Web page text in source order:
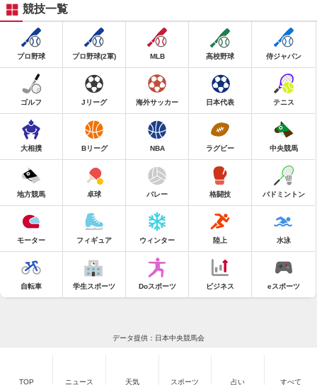
競技一覧
プロ野球 プロ野球(2軍) MLB 高校野球 侍ジャパン
ゴルフ Jリーグ 海外サッカー 日本代表 テニス
大相撲 Bリーグ NBA ラグビー 中央競馬
地方競馬 卓球 バレー 格闘技 バドミントン
モーター フィギュア ウィンター 陸上 水泳
自転車 学生スポーツ Doスポーツ ビジネス eスポーツ
データ提供：日本中央競馬会
TOP ニュース 天気 スポーツ 占い すべて